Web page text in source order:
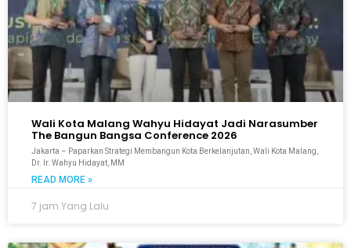
Wali Kota Malang Wahyu Hidayat Jadi Narasumber
The Bangun Bangsa Conference 2026
Jakarta – Paparkan Strategi Membangun Kota Berkelanjutan, Wali Kota Malang,
Dr. Ir. Wahyu Hidayat, MM
READ MORE »
7 jam Yang Lalu